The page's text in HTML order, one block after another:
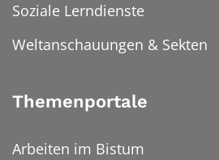
Soziale Lerndienste
Weltanschauungen & Sekten
Themenportale
Arbeiten im Bistum